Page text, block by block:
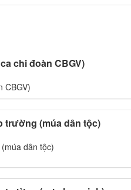
chi đoàn CBGV)
CBGV)
trường (múa dân tộc)
dân tộc)